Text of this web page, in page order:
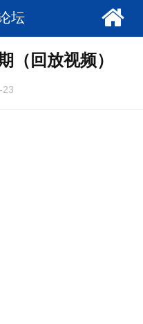
坛
（回放视频）
23